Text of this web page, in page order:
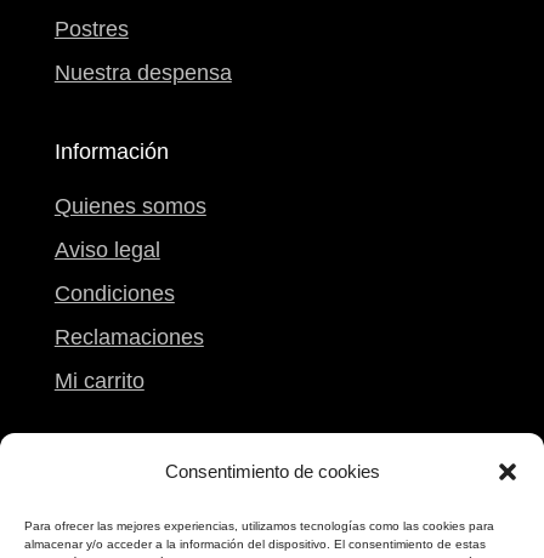
Consentimiento de cookies
Para ofrecer las mejores experiencias, utilizamos tecnologías como las cookies para
almacenar y/o acceder a la información del dispositivo. El consentimiento de estas
Postres
Nuestra despensa
Información
Quienes somos
Aviso legal
Condiciones
Reclamaciones
Mi carrito